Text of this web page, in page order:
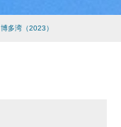
博多湾（2023）